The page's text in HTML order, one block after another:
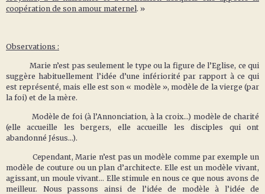
coopération de son amour maternel . »
Observations :
Marie n’est pas seulement le type ou la figure de l’Eglise, ce qui
suggère habituellement l’idée d’une infériorité par rapport à ce qui
est représenté, mais elle est son « modèle », modèle de la vierge (par
la foi) et de la mère.
Modèle de foi (à l’Annonciation, à la croix…) modèle de charité
(elle accueille les bergers, elle accueille les disciples qui ont
abandonné Jésus…).
Cependant, Marie n’est pas un modèle comme par exemple un
modèle de couture ou un plan d’architecte. Elle est un modèle vivant,
agissant, un moule vivant… Elle stimule en nous ce que nous avons de
meilleur. Nous passons ainsi de l’idée de modèle à l’idée de